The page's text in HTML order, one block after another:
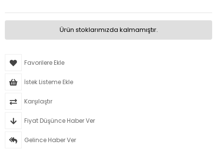
Ürün stoklarımızda kalmamıştır.
Favorilere Ekle
İstek Listeme Ekle
Karşılaştır
Fiyat Düşünce Haber Ver
Gelince Haber Ver